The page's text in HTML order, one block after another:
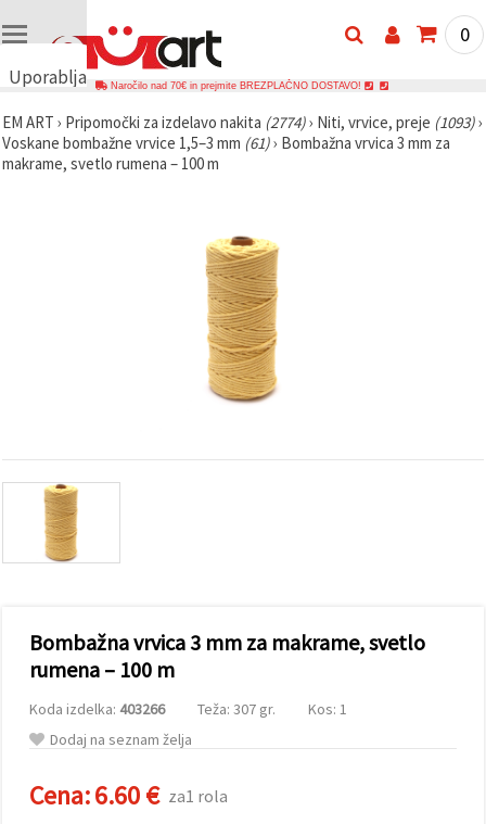
Uporabljamo
🍪
Uporabljamo
piškotke in
prikazujemo
vsebine in
oglase, tudi
s pomočjo
partnerjev
»Sprejmi
lahko
uporabo
vseh
piškotkov.
označite
0
Naročilo nad 70€ in prejmite BREZPLAČNO DOSTAVO!
EM ART › Pripomočki za izdelavo nakita (2774)› Niti, vrvice, preje (1093)›
Voskane bombažne vrvice 1,5–3 mm (61)› Bombažna vrvica 3 mm za
makrame, svetlo rumena – 100 m
Bombažna vrvica 3 mm za makrame, svetlo
rumena – 100 m
Koda izdelka: 403266 Teža: 307 gr.
Kos: 1
Dodaj na seznam želja
Cena:6.60 € za1 rola